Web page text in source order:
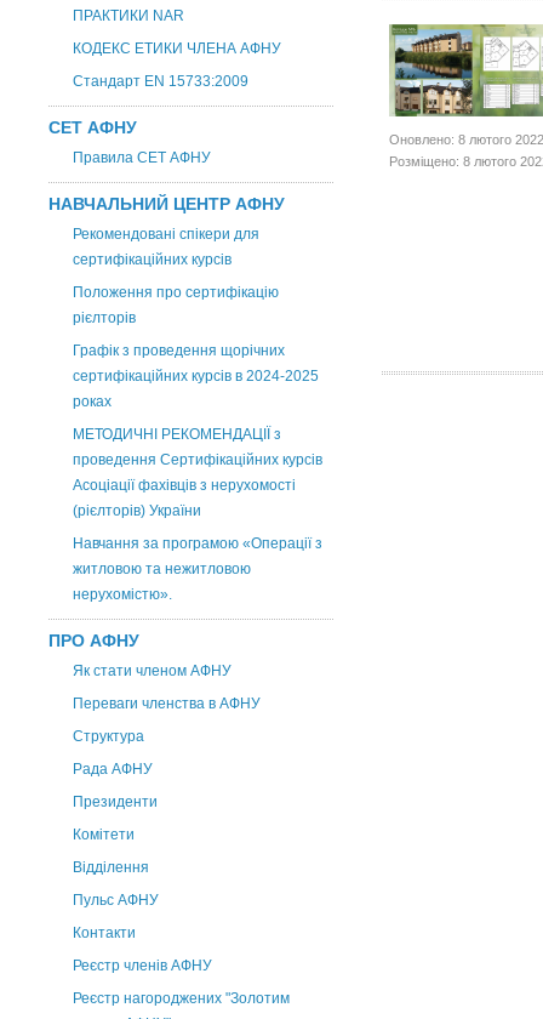
ПРАКТИКИ NAR
КОДЕКС ЕТИКИ ЧЛЕНА АФНУ
Стандарт EN 15733:2009
СЕТ АФНУ
Правила СЕТ АФНУ
НАВЧАЛЬНИЙ ЦЕНТР АФНУ
Рекомендовані спікери для
сертифікаційних курсів
Положення про сертифікацію
рієлторів
Графік з проведення щорічних
сертифікаційних курсів в 2024-2025
роках
МЕТОДИЧНІ РЕКОМЕНДАЦІЇ з
проведення Сертифікаційних курсів
Асоціації фахівців з нерухомості
(рієлторів) України
Навчання за програмою «Операції з
житловою та нежитловою
нерухомістю».
ПРО АФНУ
Як стати членом АФНУ
Переваги членства в АФНУ
Структура
Рада АФНУ
Президенти
Комітети
Відділення
Пульс АФНУ
Контакти
Реєстр членів АФНУ
Реєстр нагороджених "Золотим
Оновлено: 8 лютого 2022
Розміщено: 8 лютого